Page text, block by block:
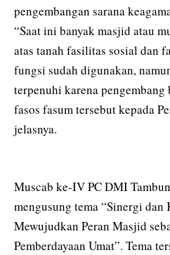
pengembangan sarana
“Saat ini banyak masjid atau
atas tanah fasilitas sosial dan
fungsi sudah digunakan,
terpenuhi karena pengembang
fasos fasum tersebut kepada
jelasnya.
Muscab ke-IV PC DMI
mengusung tema “Sinergi dan
Mewujudkan Peran Masjid
Pemberdayaan Umat”. Tema